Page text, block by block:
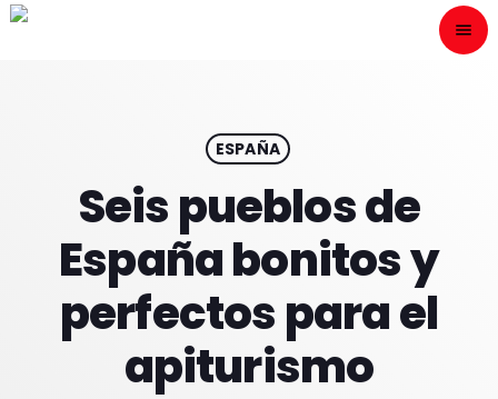
menu
ESPAÑA
Seis pueblos de
España bonitos y
perfectos para el
apiturismo